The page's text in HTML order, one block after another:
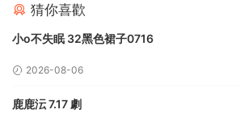
猜你喜歡
小o不失眠 32黑色裙子0716
2026-08-06
鹿鹿沄 7.17 劇